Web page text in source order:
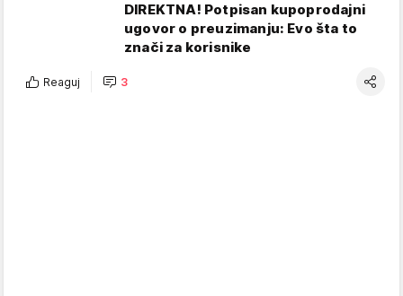
DIREKTNA! Potpisan kupoprodajni
ugovor o preuzimanju: Evo šta to
znači za korisnike
Reaguj 3